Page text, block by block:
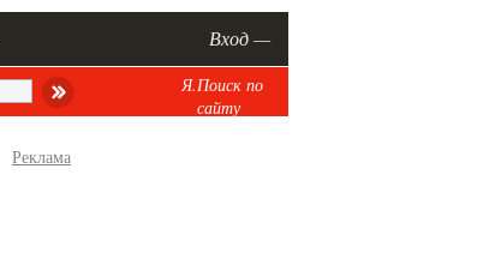
Вход —
Я.Поиск по
сайту
Реклама